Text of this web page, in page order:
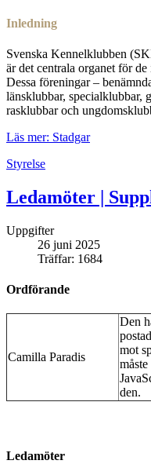
Inledning
Svenska Kennelklubben
är det centrala organet för
Dessa föreningar –
länsklubbar, specialklubbar,
rasklubbar och
Läs mer: Stadgar
Styrelse
Ledamöter |
Uppgifter
26 juni 2025
Träffar: 1684
Ordförande
Camilla Paradis
Den
mot
den.
Ledamöter